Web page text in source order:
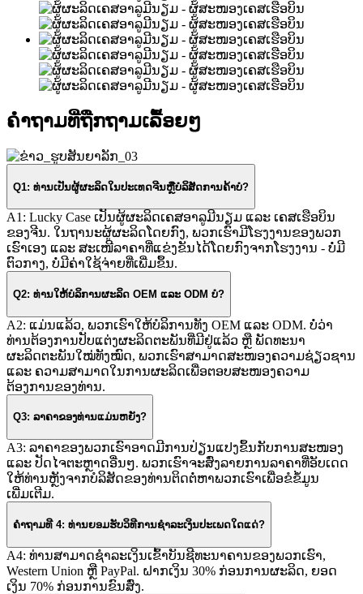
ຄຳຖາມທີ່ຖືກຖາມເລື້ອຍໆ
Q1: ທ່ານເປັນຜູ້ຜະລິດໃນປະເທດຈີນຫຼືບໍລິສັດການຄ້າບໍ?
A1: Lucky Case ເປັນຜູ້ຜະລິດເຄສອາລູມີນຽມ ແລະ ເຄສເຮືອບິນ
ຂອງຈີນ. ໃນຖານະຜູ້ຜະລິດໂດຍກົງ, ພວກເຮົາມີໂຮງງານຂອງພວກ
ເຮົາເອງ ແລະ ສະເໜີລາຄາທີ່ແຂ່ງຂັນໄດ້ໂດຍກົງຈາກໂຮງງານ - ບໍ່ມີ
ຕົວກາງ, ບໍ່ມີຄ່າໃຊ້ຈ່າຍທີ່ເພີ່ມຂຶ້ນ.
Q2: ທ່ານໃຫ້ບໍລິການຜະລິດ OEM ແລະ ODM ບໍ?
A2: ແມ່ນແລ້ວ, ພວກເຮົາໃຫ້ບໍລິການທັງ OEM ແລະ ODM. ບໍ່ວ່າ
ທ່ານຕ້ອງການປັບແຕ່ງຜະລິດຕະພັນທີ່ມີຢູ່ແລ້ວ ຫຼື ພັດທະນາ
ຜະລິດຕະພັນໃໝ່ທັງໝົດ, ພວກເຮົາສາມາດສະໜອງຄວາມຊ່ຽວຊານ
ແລະ ຄວາມສາມາດໃນການຜະລິດເພື່ອຕອບສະໜອງຄວາມ
ຕ້ອງການຂອງທ່ານ.
Q3: ລາຄາຂອງທ່ານແມ່ນຫຍັງ?
A3: ລາຄາຂອງພວກເຮົາອາດມີການປ່ຽນແປງຂຶ້ນກັບການສະໜອງ
ແລະ ປັດໄຈຕະຫຼາດອື່ນໆ. ພວກເຮົາຈະສົ່ງລາຍການລາຄາທີ່ອັບເດດ
ໃຫ້ທ່ານຫຼັງຈາກບໍລິສັດຂອງທ່ານຕິດຕໍ່ຫາພວກເຮົາເພື່ອຂໍຂໍ້ມູນ
ເພີ່ມເຕີມ.
ຄຳຖາມທີ 4: ທ່ານຍອມຮັບວິທີການຊໍາລະເງິນປະເພດໃດແດ່?
A4: ທ່ານສາມາດຊໍາລະເງິນເຂົ້າບັນຊີທະນາຄານຂອງພວກເຮົາ,
Western Union ຫຼື PayPal. ຝາກເງິນ 30% ກ່ອນການຜະລິດ, ຍອດ
ເງິນ 70% ກ່ອນການຂົນສົ່ງ.